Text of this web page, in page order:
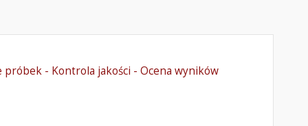
próbek - Kontrola jakości - Ocena wyników